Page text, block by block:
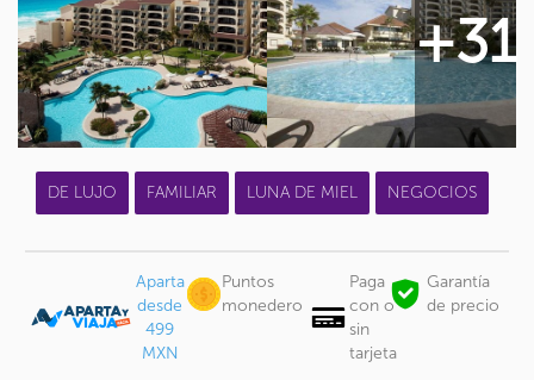
+31
DE LUJO FAMILIAR LUNA DE MIEL NEGOCIOS
Aparta
desde
499
MXN
Puntos
monedero
Paga
con o
sin
tarjeta
Garantía
de precio